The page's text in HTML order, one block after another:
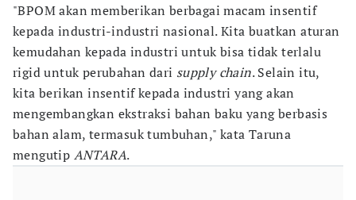
"BPOM akan memberikan berbagai macam insentif
kepada industri-industri nasional. Kita buatkan aturan
kemudahan kepada industri untuk bisa tidak terlalu
rigid untuk perubahan dari supply chain. Selain itu,
kita berikan insentif kepada industri yang akan
mengembangkan ekstraksi bahan baku yang berbasis
bahan alam, termasuk tumbuhan," kata Taruna
mengutip ANTARA.